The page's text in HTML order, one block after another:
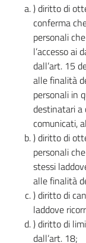
) diritto di
conferma
personali
l’accesso ai
dall’art. 15
alle finalità
personali in
destinatari a
comunicati,
) diritto di
personali
stessi
alle finalità
) diritto di
laddove
) diritto di
dall’art. 18;